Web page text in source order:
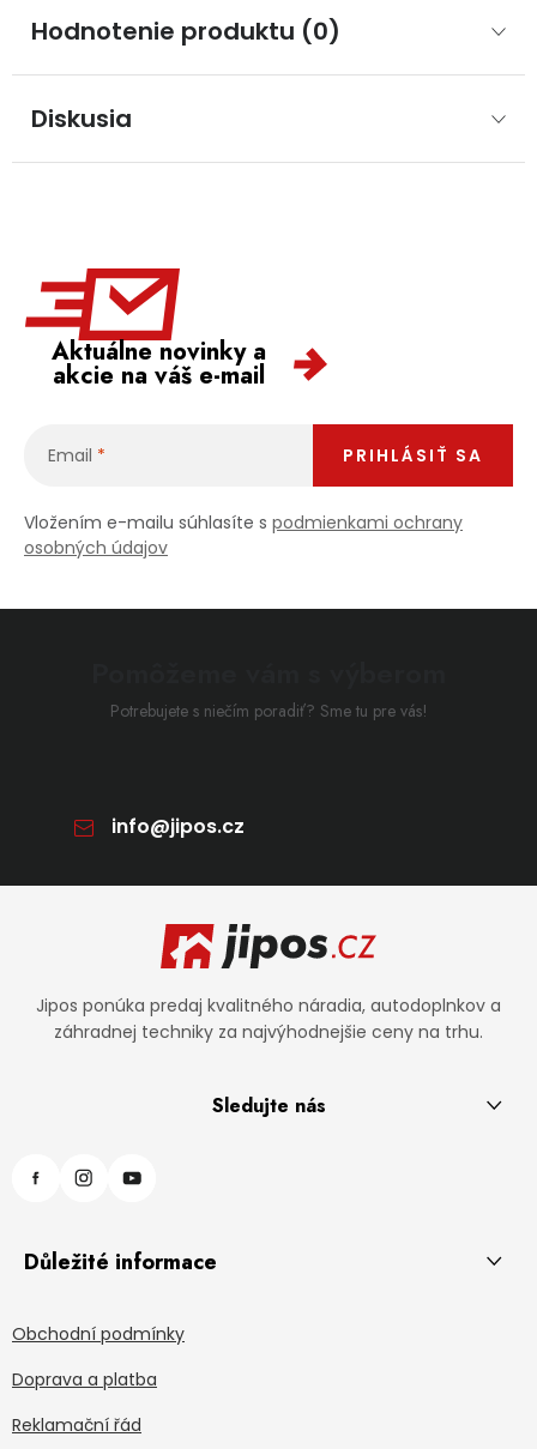
Hodnotenie produktu (0)
Diskusia
Aktuálne novinky a
akcie na váš e-mail
Email
Vložením e-mailu súhlasíte s podmienkami ochrany
osobných údajov
PRIHLÁSIŤ SA
Potrebujete s niečím poradiť? Sme tu pre vás!
info@jipos.cz
Jipos ponúka predaj kvalitného náradia, autodoplnkov a
záhradnej techniky za najvýhodnejšie ceny na trhu.
Sledujte nás
Důležité informace
Obchodní podmínky
Doprava a platba
Reklamační řád